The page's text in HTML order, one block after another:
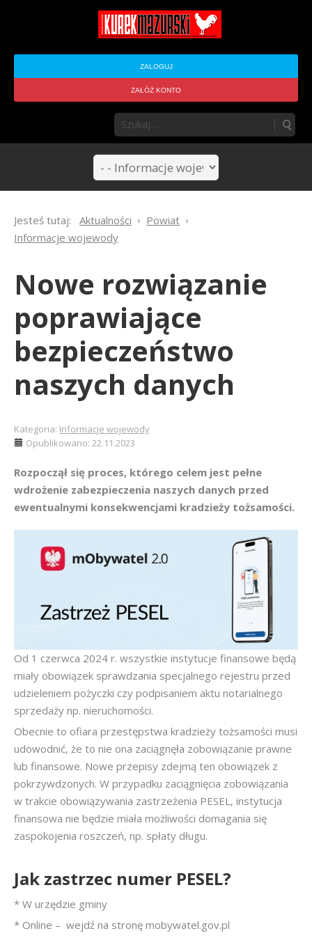
ZALOGUJ
ZAŁÓŻ KONTO
Jesteś tutaj: Aktualności
Powiat
Informacje wojewody
Nowe rozwiązanie
poprawiające
bezpieczeństwo
naszych danych
Kategoria: Informacje wojewody
Opublikowano: 22.11.2023
Rozpoczął się proces, którego celem jest pełne
wdrożenie zabezpieczenia naszych danych przed
ewentualnymi konsekwencjami kradzieży tożsamości.
Od 1 czerwca 2024 r. wszystkie instytucje finansowe będą
miały obowiązek sprawdzania specjalnego rejestru przed
udzieleniem pożyczki czy podpisaniem aktu notarialnego
sprzedaży np. nieruchomości.
Obecnie to ofiara przestępstwa kradzieży tożsamości musi
udowodnić, że to nie ona zaciągnęła zobowiązanie prawne
lub finansowe. Nowe przepisy zdejmą ten obowiązek z
pokrzywdzonych. W przypadku zaciągnięcia zobowiązania
w trakcie obowiązywania zastrzeżenia PESEL, instytucja
finansowa nie będzie miała możliwości domagania się
zaspokojenia roszczeń, np. spłaty długu.
Jak zastrzec numer PESEL?
* W urzędzie gminy
* Online – wejdź na stronę mobywatel.gov.pl